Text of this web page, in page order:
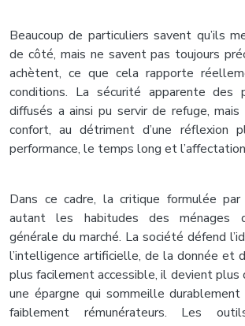
Beaucoup de particuliers savent qu’ils
de côté, mais ne savent pas toujours
achètent, ce que cela rapporte
conditions. La sécurité apparente des
diffusés a ainsi pu servir de refuge,
confort, au détriment d’une réflexion
performance, le temps long et
Dans ce cadre, la critique formulée
autant les habitudes des ménages
générale du marché. La société défend
l’intelligence artificielle, de la donnée et
plus facilement accessible, il devient
une épargne qui sommeille
faiblement rémunérateurs. Les